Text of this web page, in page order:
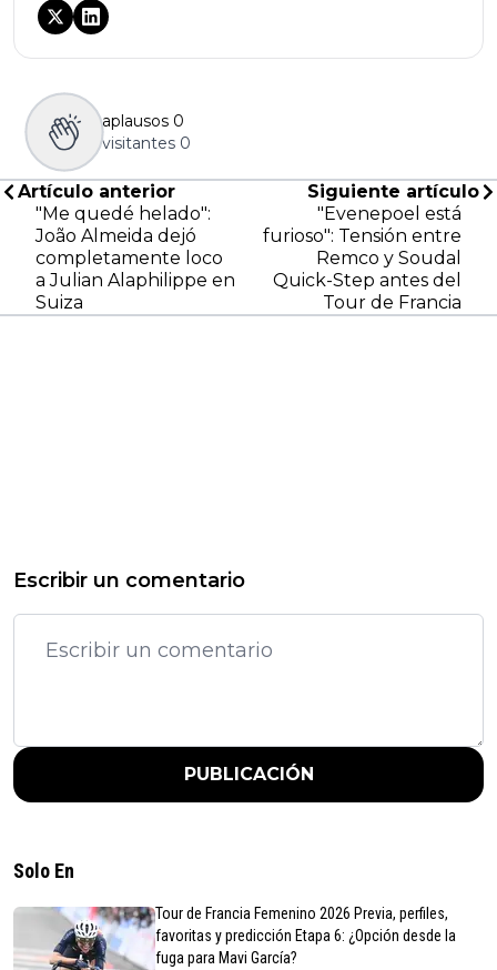
aplausos 0
visitantes 0
Artículo anterior
"Me quedé helado":
João Almeida dejó
completamente loco
a Julian Alaphilippe en
Suiza
Siguiente artículo
"Evenepoel está
furioso": Tensión entre
Remco y Soudal
Quick-Step antes del
Tour de Francia
Escribir un comentario
PUBLICACIÓN
Solo En
Tour de Francia Femenino 2026 Previa, perfiles,
favoritas y predicción Etapa 6: ¿Opción desde la
fuga para Mavi García?